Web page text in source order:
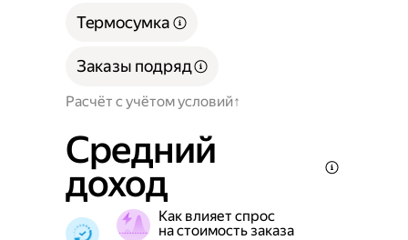
Расчёт с учётом условий
Термосумка
Заказы подряд
Средний
доход
Как влияет спрос
на стоимость заказа